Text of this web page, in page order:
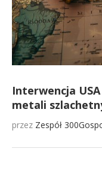
Interwencja
metali
przez Zespół